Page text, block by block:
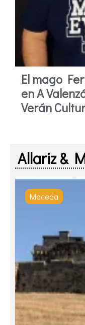
El mago
en A
Verán
Allariz &
Maceda